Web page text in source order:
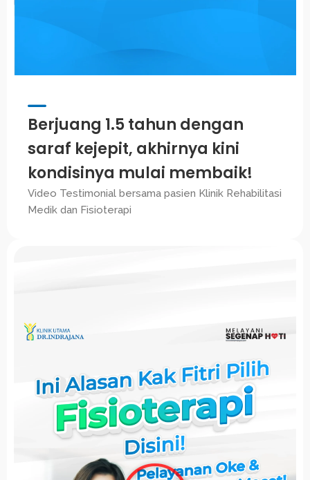
Berjuang 1.5 tahun dengan
saraf kejepit, akhirnya kini
kondisinya mulai membaik!
Video Testimonial bersama pasien Klinik Rehabilitasi
Medik dan Fisioterapi